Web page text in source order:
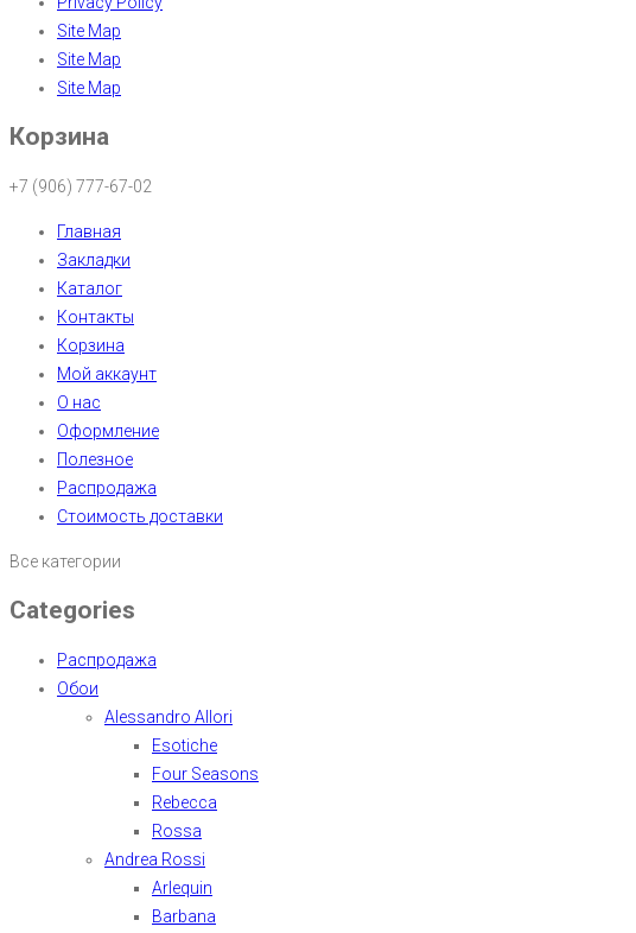
Site Map
Site Map
Site Map
Корзина
+7 (906) 777-67-02
Главная
Закладки
Каталог
Контакты
Корзина
Мой аккаунт
О нас
Оформление
Полезное
Распродажа
Стоимость доставки
Все категории
Categories
Распродажа
Обои
Alessandro Allori
Esotiche
Four Seasons
Rebecca
Rossa
Andrea Rossi
Arlequin
Barbana